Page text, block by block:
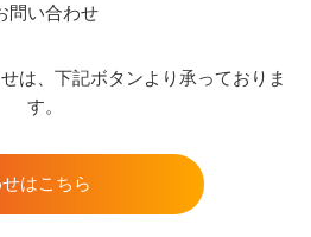
問い合わせ
は、下記ボタンより承っておりま
す。
はこちら